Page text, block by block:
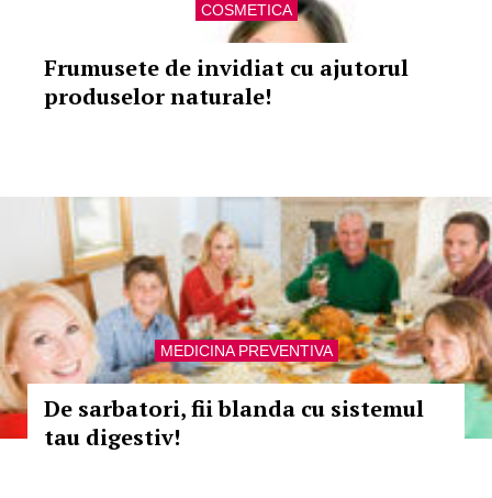
COSMETICA
Frumusete de invidiat cu ajutorul
produselor naturale!
MEDICINA PREVENTIVA
De sarbatori, fii blanda cu sistemul
tau digestiv!